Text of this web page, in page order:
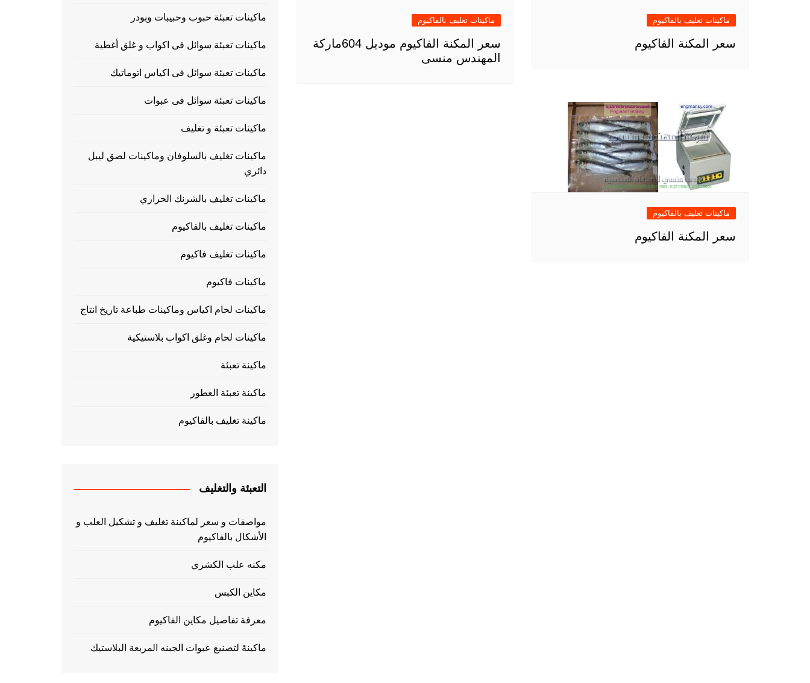
ماكينات تغليف بالفاكيوم
سعر المكنة الفاكيوم
ماكينات تغليف بالفاكيوم
سعر المكنة الفاكيوم موديل 604ماركة
المهندس منسى
ماكينات تغليف بالفاكيوم
سعر المكنة الفاكيوم
ماكينات تعبئة حبوب وحبيبات وبودر
ماكينات تعبئة سوائل فى اكواب و غلق أغطية
ماكينات تعبئة سوائل فى اكياس اتوماتيك
ماكينات تعبئة سوائل فى عبوات
ماكينات تعبئة و تغليف
ماكينات تغليف بالسلوفان وماكينات لصق ليبل
دائري
ماكينات تغليف بالشرنك الحراري
ماكينات تغليف بالفاكيوم
ماكينات تغليف فاكيوم
ماكينات فاكيوم
ماكينات لحام اكياس وماكينات طباعة تاريخ انتاج
ماكينات لحام وغلق اكواب بلاستيكية
ماكينة تعبئة
ماكينة تعبئة العطور
ماكينة تغليف بالفاكيوم
التعبئة والتغليف
مواصفات و سعر لماكينة تغليف و تشكيل العلب و
الأشكال بالفاكيوم
مكنه علب الكشري
مكاين الكبس
معرفة تفاصيل مكاين الفاكيوم
ماكينهً لتصنيع عبوات الجبنه المربعة البلاستيك